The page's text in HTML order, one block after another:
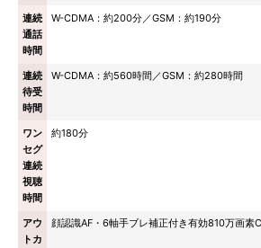
連続
通話
時間
W-CDMA：約200分／GSM：約190分
連続
待受
時間
W-CDMA：約560時間／GSM：約280時間
ワン
セグ
連続
視聴
時間
約180分
アウ
トカ
顔認識AF・6軸手ブレ補正付き有効810万画素